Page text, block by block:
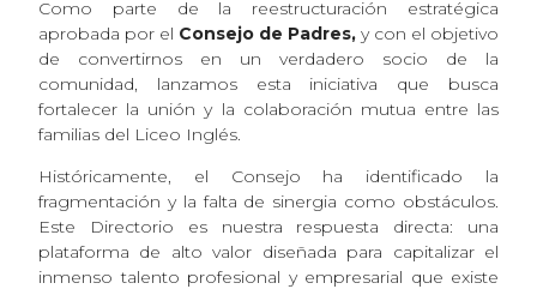
Como parte de la reestructuración estratégica
aprobada por el Consejo de Padres, y con el objetivo
de convertirnos en un verdadero socio de la
comunidad, lanzamos esta iniciativa que busca
fortalecer la unión y la colaboración mutua entre las
familias del Liceo Inglés.
Históricamente, el Consejo ha identificado la
fragmentación y la falta de sinergia como obstáculos.
Este Directorio es nuestra respuesta directa: una
plataforma de alto valor diseñada para capitalizar el
inmenso talento profesional y empresarial que existe